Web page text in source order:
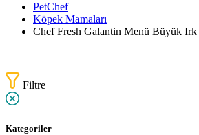
PetChef
Köpek Mamaları
Chef Fresh Galantin Menü Büyük Irk
Filtre
Kategoriler